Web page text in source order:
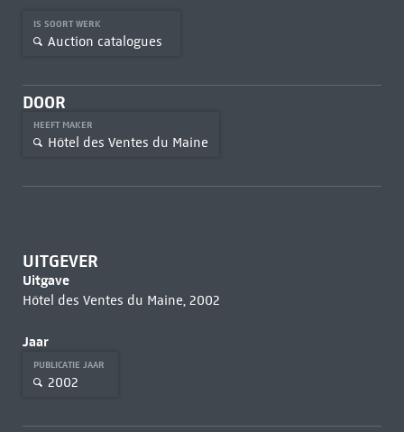
IS SOORT WERK
Auction catalogues
DOOR
HEEFT MAKER
Hôtel des Ventes du Maine
UITGEVER
Uitgave
Hôtel des Ventes du Maine, 2002
Jaar
PUBLICATIE JAAR
2002